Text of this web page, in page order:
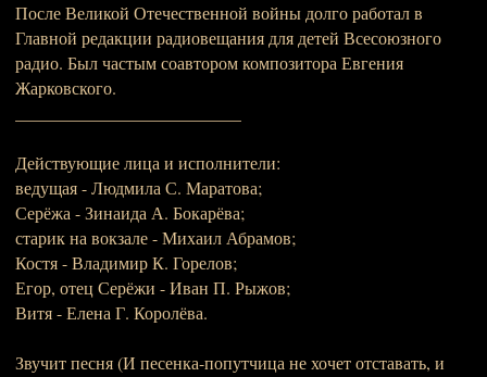
После Великой Отечественной войны долго работал в
Главной редакции радиовещания для детей Всесоюзного
радио. Был частым соавтором композитора Евгения
Жарковского.
Действующие лица и исполнители:
ведущая - Людмила С. Маратова;
Серёжа - Зинаида А. Бокарёва;
старик на вокзале - Михаил Абрамов;
Костя - Владимир К. Горелов;
Егор, отец Серёжи - Иван П. Рыжов;
Витя - Елена Г. Королёва.
Звучит песня (И песенка-попутчица не хочет отставать, и